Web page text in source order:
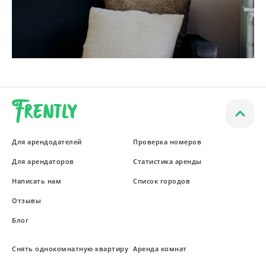
Для арендодателей
Для арендаторов
Написать нам
Отзывы
Блог
Проверка номеров
Статистика аренды
Список городов
Снять однокомнатную квартиру Аренда комнат